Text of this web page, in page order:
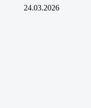
24.03.2026